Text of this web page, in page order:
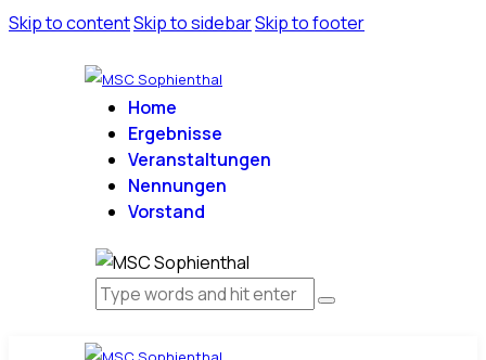
Skip to contentSkip to sidebarSkip to footer
Home
Ergebnisse
Veranstaltungen
Nennungen
Vorstand